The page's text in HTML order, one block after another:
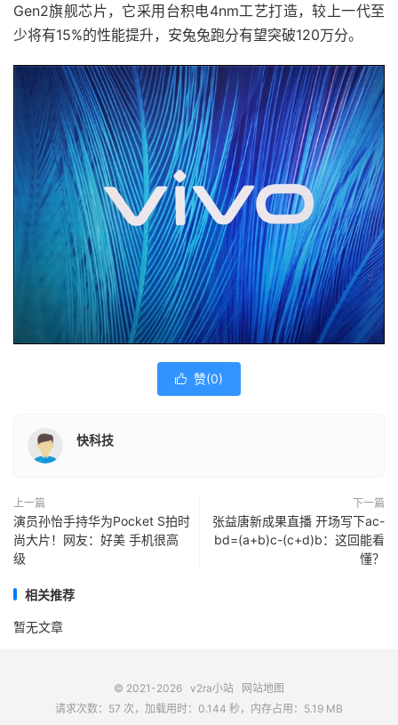
Gen2旗舰芯片，它采用台积电4nm工艺打造，较上一代至
少将有15%的性能提升，安兔兔跑分有望突破120万分。
 赞(0)
快科技
上一篇
演员孙怡手持华为Pocket S拍时
尚大片！网友：好美 手机很高
级
下一篇
张益唐新成果直播 开场写下ac-
bd=(a+b)c-(c+d)b：这回能看
懂？
相关推荐
暂无文章
© 2021-2026 v2ra小站
网站地图
请求次数：57 次，加载用时：0.144 秒，内存占用：5.19 MB